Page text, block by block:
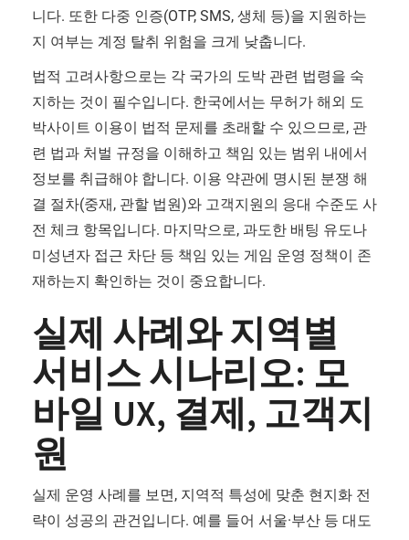
니다. 또한 다중 인증(OTP, SMS, 생체 등)을 지원하는
지 여부는 계정 탈취 위험을 크게 낮춥니다.
법적 고려사항으로는 각 국가의 도박 관련 법령을 숙
지하는 것이 필수입니다. 한국에서는 무허가 해외 도
박사이트 이용이 법적 문제를 초래할 수 있으므로, 관
련 법과 처벌 규정을 이해하고 책임 있는 범위 내에서
정보를 취급해야 합니다. 이용 약관에 명시된 분쟁 해
결 절차(중재, 관할 법원)와 고객지원의 응대 수준도 사
전 체크 항목입니다. 마지막으로, 과도한 배팅 유도나
미성년자 접근 차단 등 책임 있는 게임 운영 정책이 존
재하는지 확인하는 것이 중요합니다.
실제 사례와 지역별
서비스 시나리오: 모
바일 UX, 결제, 고객지
원
실제 운영 사례를 보면, 지역적 특성에 맞춘 현지화 전
략이 성공의 관건입니다. 예를 들어 서울·부산 등 대도